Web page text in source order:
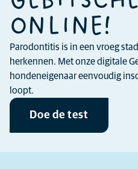
ONLINE!
Parodontitis is in een vroeg
herkennen. Met onze digitale
hondeneigenaar eenvoudig
loopt.
Doe de test